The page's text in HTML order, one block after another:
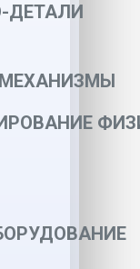
ДЕТАЛИ